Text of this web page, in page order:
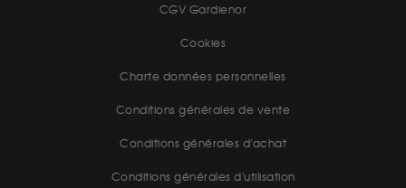
CGV Gardienor
Cookies
Charte données personnelles
Conditions générales de vente
Conditions générales d'achat
Conditions générales d'utilisation